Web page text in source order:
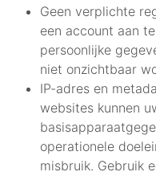
Geen verplichte
een account aan
persoonlijke
niet onzichtbaar
IP-adres en
websites kunnen
operationele
misbruik. Gebruik